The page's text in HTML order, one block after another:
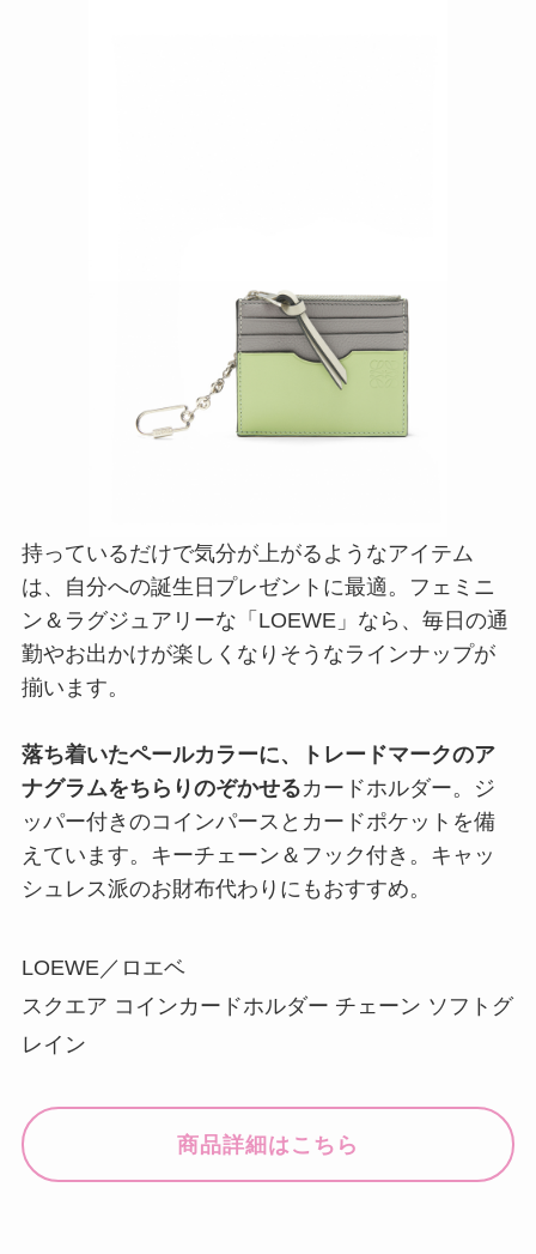
持っているだけで気分が上がるようなアイテム
は、自分への誕生日プレゼントに最適。フェミニ
ン＆ラグジュアリーな「LOEWE」なら、毎日の通
勤やお出かけが楽しくなりそうなラインナップが
揃います。
落ち着いたペールカラーに、トレードマークのア
ナグラムをちらりのぞかせるカードホルダー。ジ
ッパー付きのコインパースとカードポケットを備
えています。キーチェーン＆フック付き。キャッ
シュレス派のお財布代わりにもおすすめ。
LOEWE／ロエベ
スクエア コインカードホルダー チェーン ソフトグ
レイン
商品詳細はこちら